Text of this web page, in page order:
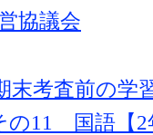
協議会
末考査前の学
の11 国語【2